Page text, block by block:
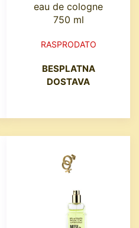
eau de cologne
750 ml
RASPRODATO
BESPLATNA
DOSTAVA